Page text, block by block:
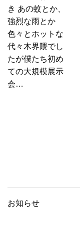
き あの蚊とか、
強烈な雨とか
色々とホットな
代々木界隈でし
たが僕たち初め
ての大規模展示
会…
お知らせ